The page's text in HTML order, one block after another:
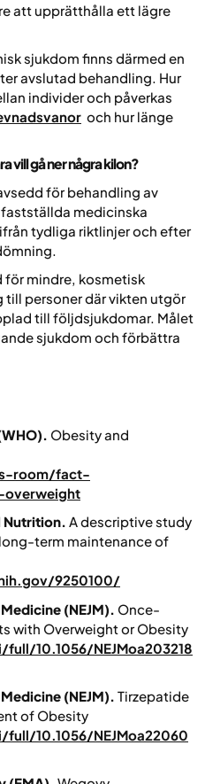
att upprätthålla ett lägre
sjukdom finns därmed en
avslutad behandling. Hur
individer och påverkas
och hur länge
vill gå ner några kilon?
för behandling av
medicinska
tydliga riktlinjer och efter
för mindre, kosmetisk
personer där vikten utgör
till följdsjukdomar. Målet
sjukdom och förbättra
Obesity and
room/fact-
Nutrition. A descriptive study
term maintenance of
9250100/
(NEJM). Once-
with Overweight or Obesity
10.1056/NEJMoa203218
(NEJM). Tirzepatide
of Obesity
10.1056/NEJMoa22060